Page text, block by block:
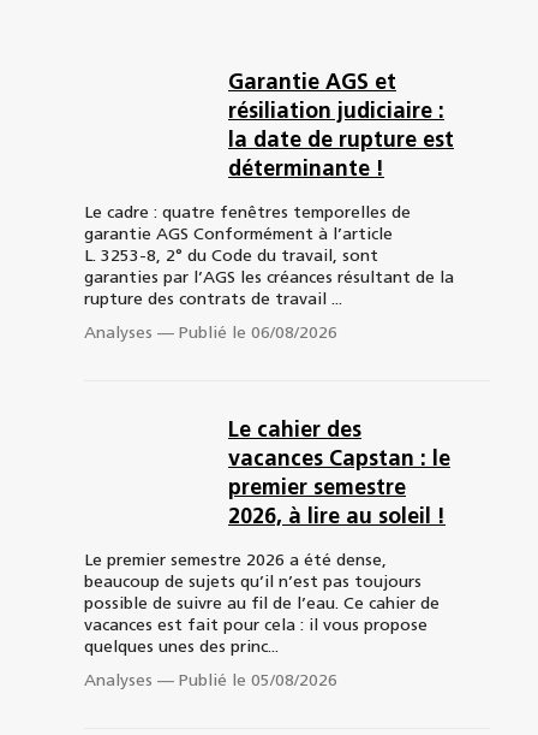
Garantie AGS et
résiliation judiciaire :
la date de rupture est
déterminante !
Le cadre : quatre fenêtres temporelles de
garantie AGS Conformément à l’article
L. 3253-8, 2° du Code du travail, sont
garanties par l’AGS les créances résultant de la
rupture des contrats de travail ...
Analyses — Publié le 06/08/2026
Le cahier des
vacances Capstan : le
premier semestre
2026, à lire au soleil !
Le premier semestre 2026 a été dense,
beaucoup de sujets qu’il n’est pas toujours
possible de suivre au fil de l’eau. Ce cahier de
vacances est fait pour cela : il vous propose
quelques unes des princ...
Analyses — Publié le 05/08/2026